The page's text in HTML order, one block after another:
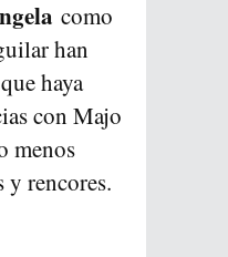
como
han
haya
con Majo
menos
y rencores.